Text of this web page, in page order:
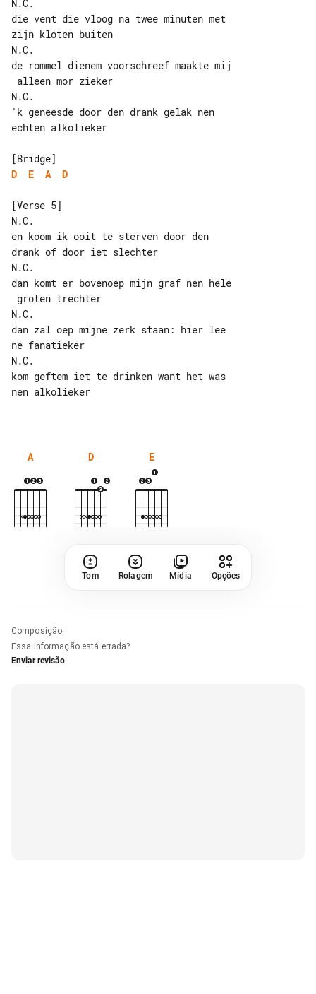
N.C.
die vent die vloog na twee minuten met
zijn kloten buiten
N.C.
de rommel dienem voorschreef maakte mij
N.C.
'k geneesde door den drank gelak nen
echten alkolieker
D
E A D
[Verse 5]
N.C.
en koom ik ooit te sterven door den
drank of door iet slechter
N.C.
dan komt er bovenoep mijn graf nen hele
N.C.
dan zal oep mijne zerk staan: hier lee
ne fanatieker
N.C.
kom geftem iet te drinken want het was
nen alkolieker
A D E
Tom Rolagem Mídia Opções
Composição:
Essa informação está errada?
Enviar revisão